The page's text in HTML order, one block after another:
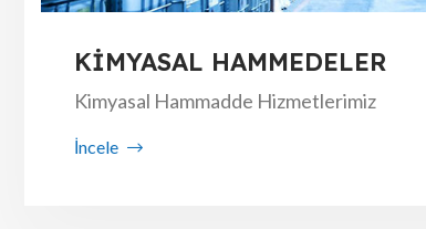
KİMYASAL HAMMEDELER
Kimyasal Hammadde Hizmetlerimiz
İncele